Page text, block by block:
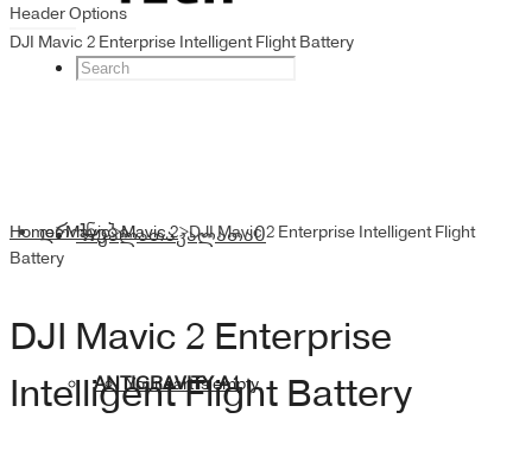
კალათაკალათა0
Your cart is empty.
დრონები
ANTIGRAVITY A1
Header Options
DJI Mavic 2 Enterprise Intelligent Flight Battery
Home>Mavic>Mavic 2>DJI Mavic 2 Enterprise Intelligent Flight
Battery
DJI Mavic 2 Enterprise
Intelligent Flight Battery